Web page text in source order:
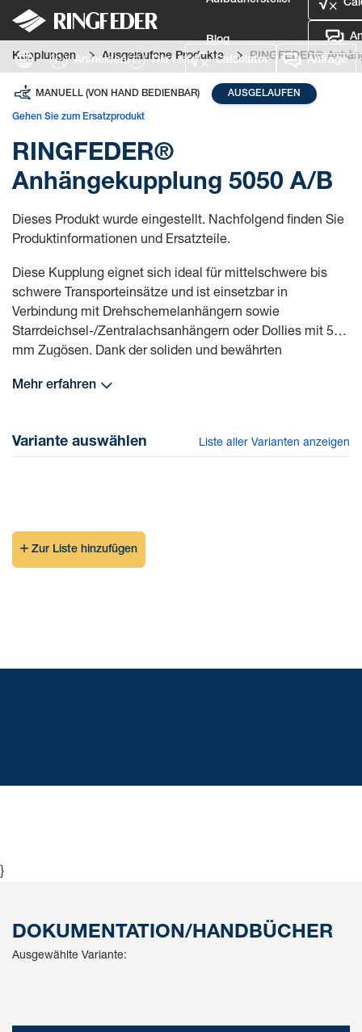
Blog
Defence
Anmelden Die Liste Calculator Anfrage
Kupplungen Ausgelaufene Produkte RINGFEDER®
MANUELL (VON HAND BEDIENBAR) AUSGELAUFEN
Gehen Sie zum Ersatzprodukt
RINGFEDER®
Anhängekupplung 5050 A/B
Dieses Produkt wurde eingestellt. Nachfolgend finden Sie
Produktinformationen und Ersatzteile.
Diese Kupplung eignet sich ideal für mittelschwere bis
schwere Transporteinsätze und ist einsetzbar in
Verbindung mit Drehschemelanhängern sowie
Starrdeichsel-/Zentralachsanhängern oder Dollies mit 50
mm Zugösen. Dank der soliden und bewährten
für zuverlässigen Betrieb und lange Lebensdauer.
Mehr erfahren
Variante auswählen Liste aller Varianten anzeigen
Zur Liste hinzufügen
}
DOKUMENTATION/HANDBÜCHER
Ausgewählte Variante: